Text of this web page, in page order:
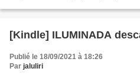
[Kindle] ILUMINADA
Publié le 18/09/2021 à 18:26
Par jaluliri